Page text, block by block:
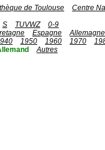
de Toulouse
Centre
S TUVWZ
0-9
Espagne Allemagne
1950 1960 1970
Autres